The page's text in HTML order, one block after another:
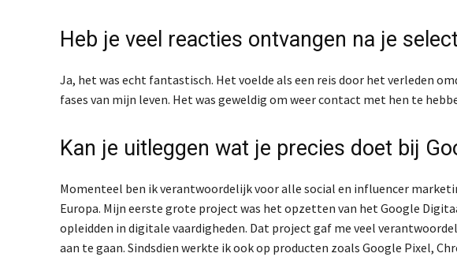
Heb je veel reacties ontvangen na je
Ja, het was echt fantastisch. Het voelde als een reis door het verleden
fases van mijn leven. Het was geweldig om weer contact met hen te
Kan je uitleggen wat je precies doet bij
Momenteel ben ik verantwoordelijk voor alle social en influencer
Europa. Mijn eerste grote project was het opzetten van het Google
opleidden in digitale vaardigheden. Dat project gaf me veel
aan te gaan. Sindsdien werkte ik ook op producten zoals Google Pixel,